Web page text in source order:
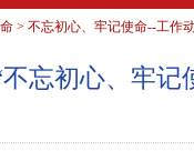
> 不忘初心、牢记使命--工作
忘初心、牢